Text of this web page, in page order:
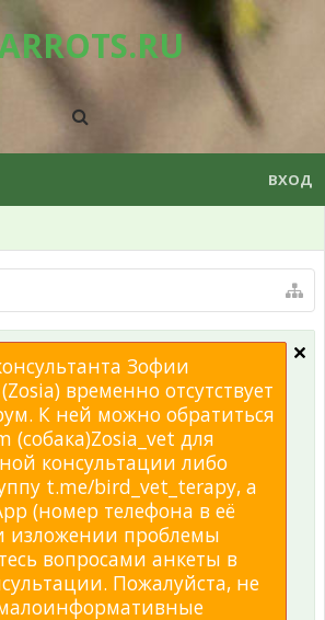
ВХОД
Зофии
временно отсутствует
К ней можно обратиться
(собака)Zosia_vet для
консультации либо
t.me/bird_vet_terapy, а
(номер телефона в её
изложении проблемы
вопросами анкеты в
Пожалуйста, не